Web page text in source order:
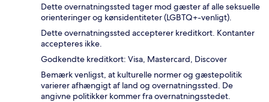
Dette overnatningssted tager mod gæster af alle seksuelle
orienteringer og kønsidentiteter (LGBTQ+-venligt).
Dette overnatningssted accepterer kreditkort. Kontanter
accepteres ikke.
Godkendte kreditkort: Visa, Mastercard, Discover
Bemærk venligst, at kulturelle normer og gæstepolitik
varierer afhængigt af land og overnatningssted. De
angivne politikker kommer fra overnatningsstedet.